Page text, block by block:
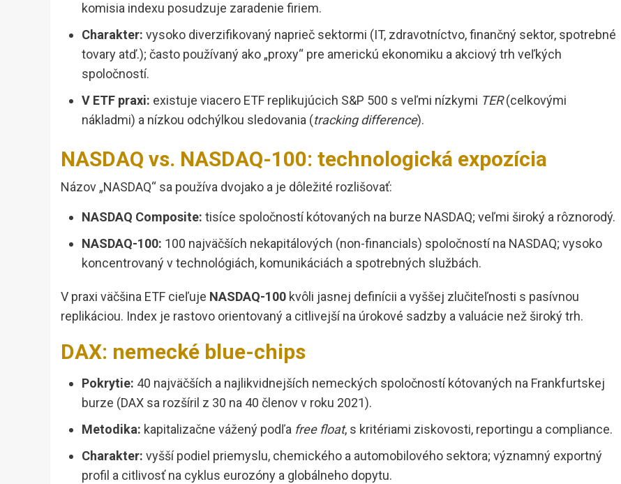
komisia indexu posudzuje zaradenie firiem.
Charakter: vysoko diverzifikovaný naprieč sektormi (IT, zdravotníctvo, finančný sektor, spotrebné
tovary atď.); často používaný ako „proxy“ pre americkú ekonomiku a akciový trh veľkých
spoločností.
V ETF praxi: existuje viacero ETF replikujúcich S&P 500 s veľmi nízkymi TER(celkovými
nákladmi) a nízkou odchýlkou sledovania (tracking difference).
NASDAQ vs. NASDAQ-100: technologická expozícia
Názov „NASDAQ“ sa používa dvojako a je dôležité rozlišovať:
NASDAQ Composite: tisíce spoločností kótovaných na burze NASDAQ; veľmi široký a rôznorodý.
NASDAQ-100: 100 najväčších nekapitálových (non-financials) spoločností na NASDAQ; vysoko
koncentrovaný v technológiách, komunikáciách a spotrebných službách.
V praxi väčšina ETF cieľuje NASDAQ-100 kvôli jasnej definícii a vyššej zlučiteľnosti s pasívnou
replikáciou. Index je rastovo orientovaný a citlivejší na úrokové sadzby a valuácie než široký trh.
DAX: nemecké blue-chips
Pokrytie: 40 najväčších a najlikvidnejších nemeckých spoločností kótovaných na Frankfurtskej
burze (DAX sa rozšíril z 30 na 40 členov v roku 2021).
Metodika: kapitalizačne vážený podľa free float, s kritériami ziskovosti, reportingu a compliance.
Charakter: vyšší podiel priemyslu, chemického a automobilového sektora; významný exportný
profil a citlivosť na cyklus eurozóny a globálneho dopytu.